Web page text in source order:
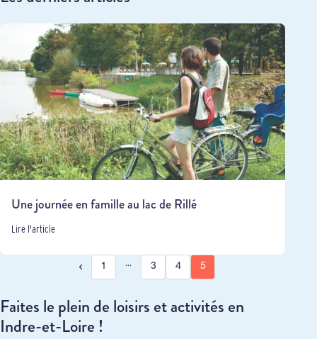
Une journée en famille au lac de Rillé
Lire l'article
1 … 3 4 5
Faites le plein de loisirs et activités en
Indre-et-Loire !